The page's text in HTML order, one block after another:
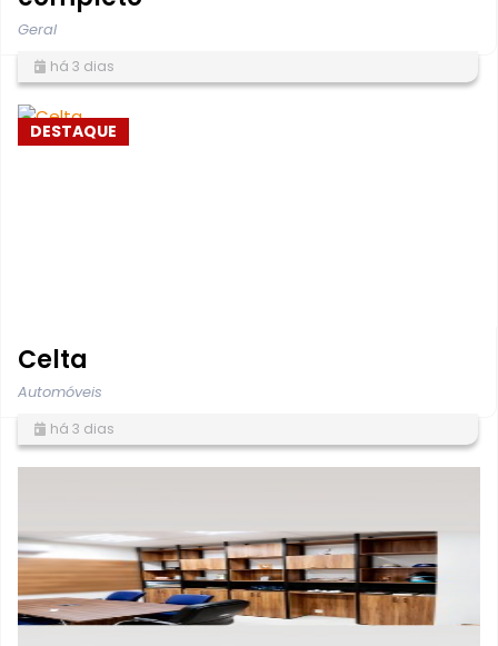
Geral
há 3 dias
DESTAQUE
Celta
Automóveis
há 3 dias